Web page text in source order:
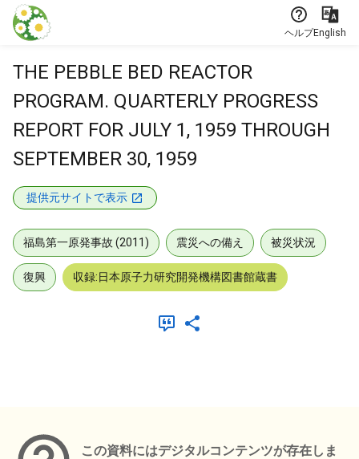
本文に飛ぶ
ヘルプEnglish
THE PEBBLE BED REACTOR
PROGRAM. QUARTERLY PROGRESS
REPORT FOR JULY 1, 1959 THROUGH
SEPTEMBER 30, 1959
提供元サイトで表示
福島第一原発事故 (2011) 震災への備え 被災状況
復興 収録:日本原子力研究開発機構図書館蔵書
この資料にはデジタルコンテンツが存在しま